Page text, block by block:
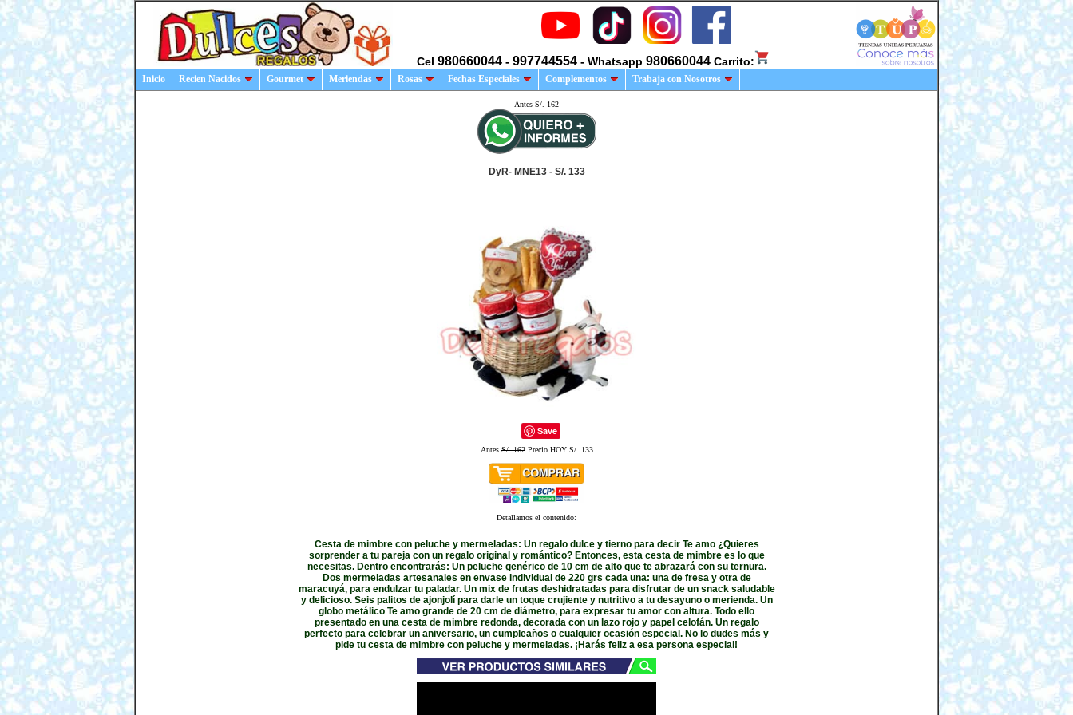
Cel 980660044 - 997744554 - Whatsapp 980660044 Carrito:
Inicio Recien Nacidos Gourmet Meriendas Rosas Fechas Especiales Complementos Trabaja con Nosotros
Antes S/. 162
DyR- MNE13 - S/. 133
Save
AntesS/. 162Precio HOY S/. 133
Detallamos el contenido:
Cesta de mimbre con peluche y mermeladas: Un regalo dulce y tierno para decir Te amo ¿Quieres
sorprender a tu pareja con un regalo original y romántico? Entonces, esta cesta de mimbre es lo que
necesitas. Dentro encontrarás: Un peluche genérico de 10 cm de alto que te abrazará con su ternura.
Dos mermeladas artesanales en envase individual de 220 grs cada una: una de fresa y otra de
maracuyá, para endulzar tu paladar. Un mix de frutas deshidratadas para disfrutar de un snack saludable
y delicioso. Seis palitos de ajonjolí para darle un toque crujiente y nutritivo a tu desayuno o merienda. Un
globo metálico Te amo grande de 20 cm de diámetro, para expresar tu amor con altura. Todo ello
presentado en una cesta de mimbre redonda, decorada con un lazo rojo y papel celofán. Un regalo
perfecto para celebrar un aniversario, un cumpleaños o cualquier ocasión especial. No lo dudes más y
pide tu cesta de mimbre con peluche y mermeladas. ¡Harás feliz a esa persona especial!